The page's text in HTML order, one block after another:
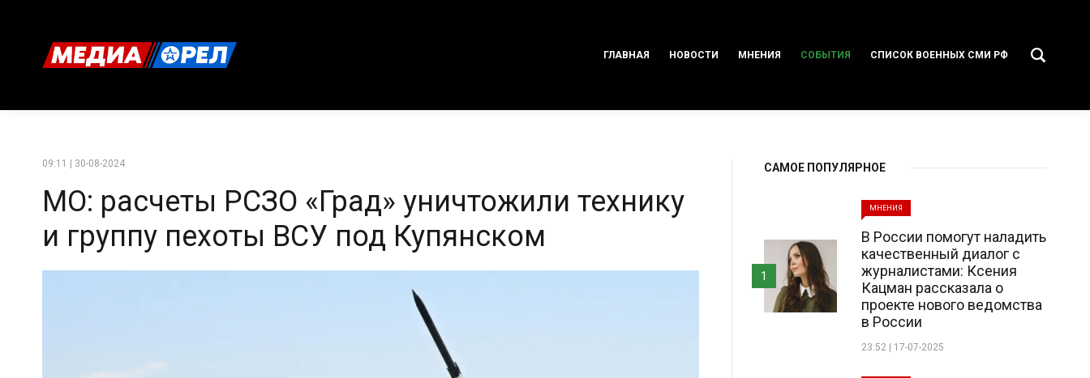
ГЛАВНАЯ НОВОСТИ МНЕНИЯ СОБЫТИЯ СПИСОК ВОЕННЫХ СМИ РФ
09:11 | 30-08-2024
МО: расчеты РСЗО «Град» уничтожили технику
и группу пехоты ВСУ под Купянском
САМОЕ ПОПУЛЯРНОЕ
МНЕНИЯ
В России помогут наладить
качественный диалог с
журналистами: Ксения
Кацман рассказала о
проекте нового ведомства
в России
23:52 | 17-07-2025
1